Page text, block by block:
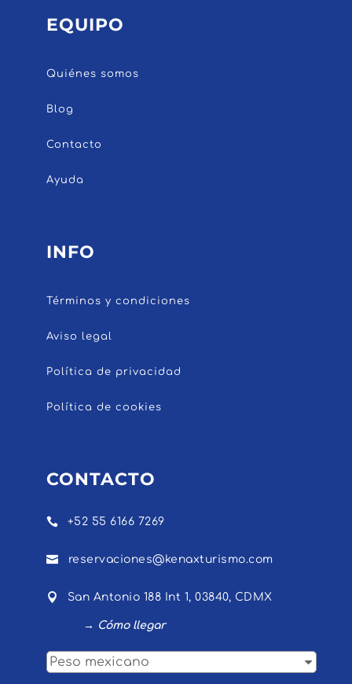
EQUIPO
Quiénes somos
Blog
Contacto
Ayuda
INFO
Términos y condiciones
Aviso legal
Política de privacidad
Política de cookies
CONTACTO
 +52 55 6166 7269
 reservaciones@kenaxturismo.com
 San Antonio 188 Int 1, 03840, CDMX
→ Cómo llegar
Peso mexicano